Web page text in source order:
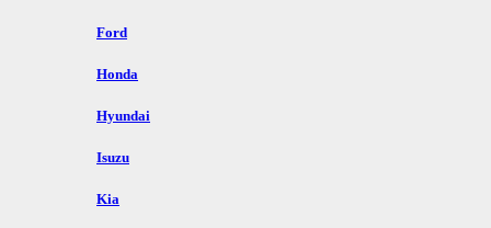
Ford
Honda
Hyundai
Isuzu
Kia